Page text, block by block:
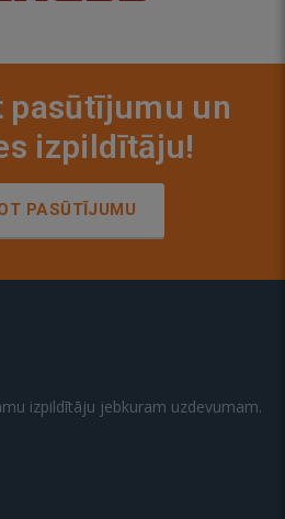
pasūtījumu un
izpildītāju!
PASŪTĪJUMU
izpildītāju jebkuram uzdevumam.